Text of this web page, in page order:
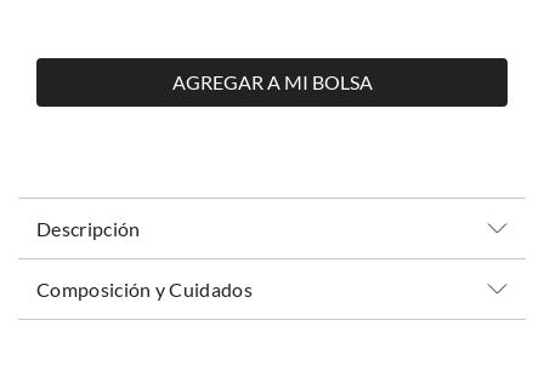
AGREGAR A MI BOLSA
Descripción
Composición y Cuidados